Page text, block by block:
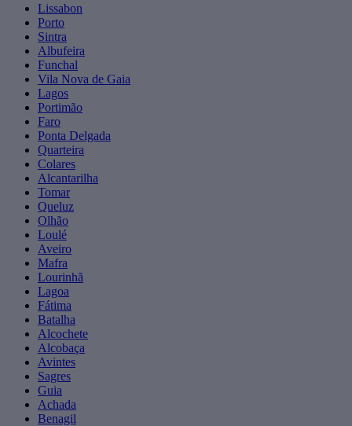
Lissabon
Porto
Sintra
Albufeira
Funchal
Vila Nova de Gaia
Lagos
Portimão
Faro
Ponta Delgada
Quarteira
Colares
Alcantarilha
Tomar
Queluz
Olhão
Loulé
Aveiro
Mafra
Lourinhã
Lagoa
Fátima
Batalha
Alcochete
Alcobaça
Avintes
Sagres
Guia
Achada
Benagil